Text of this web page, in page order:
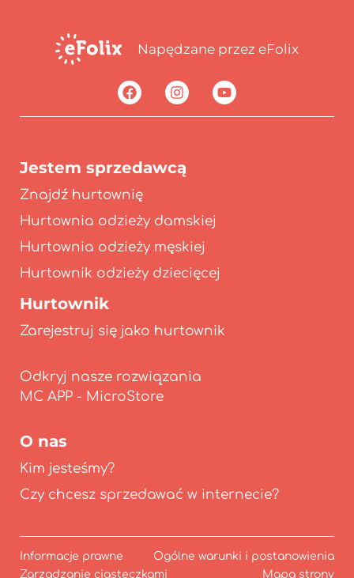
Napędzane przez eFolix
Jestem sprzedawcą
Znajdź hurtownię
Hurtownia odzieży damskiej
Hurtownia odzieży męskiej
Hurtownik odzieży dziecięcej
Hurtownik
Zarejestruj się jako hurtownik
Odkryj nasze rozwiązania
O nas
Kim jesteśmy?
Czy chcesz sprzedawać w internecie?
Informacje prawne
Ogólne warunki i postanowienia
Zarządzanie ciasteczkami
Mapa strony